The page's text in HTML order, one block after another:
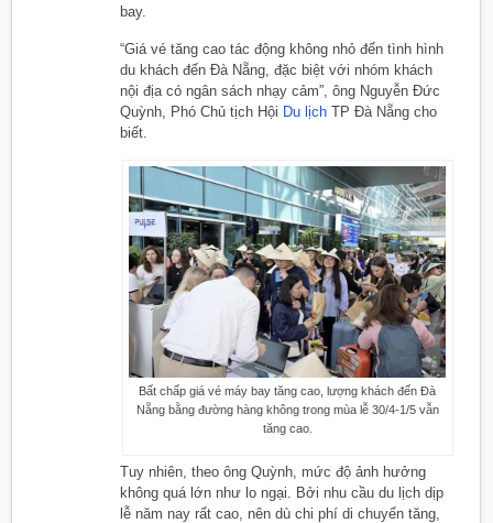
bay.
“Giá vé tăng cao tác động không nhỏ đến tình hình
du khách đến Đà Nẵng, đặc biệt với nhóm khách
nội địa có ngân sách nhạy cảm”, ông Nguyễn Đức
Quỳnh, Phó Chủ tịch Hội Du lịch TP Đà Nẵng cho
biết.
Bất chấp giá vé máy bay tăng cao, lượng khách đến Đà
Nẵng bằng đường hàng không trong mùa lễ 30/4-1/5 vẫn
tăng cao.
Tuy nhiên, theo ông Quỳnh, mức độ ảnh hưởng
không quá lớn như lo ngại. Bởi nhu cầu du lịch dịp
lễ năm nay rất cao, nên dù chi phí di chuyển tăng,